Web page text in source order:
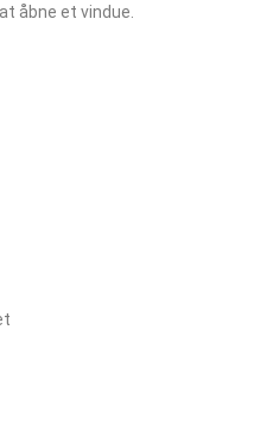
åbne et vindue.